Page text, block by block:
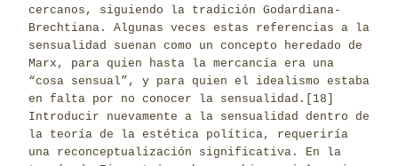
cercanos, siguiendo la tradición Godardiana-
Brechtiana. Algunas veces estas referencias a la
sensualidad suenan como un concepto heredado de
Marx, para quien hasta la mercancía era una
“cosa sensual”, y para quien el idealismo estaba
en falta por no conocer la sensualidad. [18]
Introducir nuevamente a la sensualidad dentro de
la teoría de la estética política, requeriría
una reconceptualización significativa. En la